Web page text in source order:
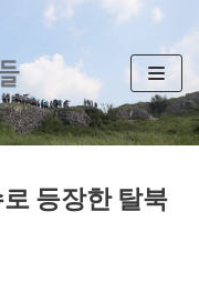
등장한 탈북